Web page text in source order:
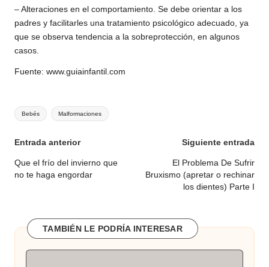
– Alteraciones en el comportamiento. Se debe orientar a los
padres y facilitarles una tratamiento psicológico adecuado, ya
que se observa tendencia a la sobreprotección, en algunos
casos.
Fuente: www.guiainfantil.com
Etiquetas:
Bebés Malformaciones
Navegación
de
entradas
Entrada anterior
Que el frío del invierno que
no te haga engordar
Siguiente entrada
El Problema De Sufrir
Bruxismo (apretar o rechinar
los dientes) Parte I
TAMBIÉN LE PODRÍA INTERESAR